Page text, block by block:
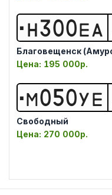
Н300Е А
Цена: 195 000р.
М050УЕ
Свободный
Цена: 270 000р.